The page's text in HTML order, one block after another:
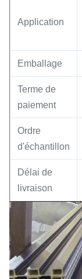
Application
Emballage
Terme de
paiement
Ordre
d'échantillon
Délai de
livraison